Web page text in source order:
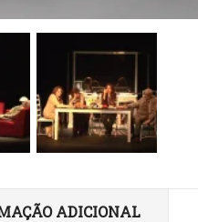
ADICIONAL